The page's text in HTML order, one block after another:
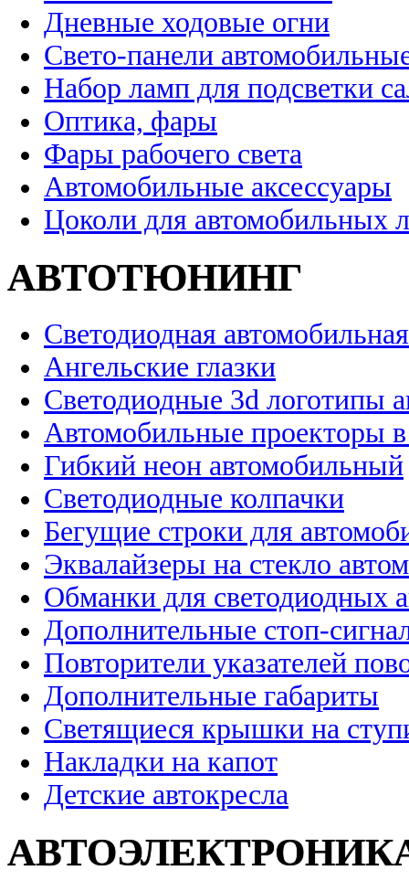
Дневные ходовые огни
Свето-панели
Набор ламп для подсветки
Оптика, фары
Фары рабочего света
Автомобильные аксессуары
Цоколи для автомобильных
АВТОТЮНИНГ
Светодиодная
Ангельские глазки
Светодиодные 3d логотипы
Автомобильные проекторы
Гибкий неон автомобильный
Светодиодные колпачки
Бегущие строки для
Эквалайзеры на стекло
Обманки для светодиодных
Дополнительные стоп-
Повторители указателей
Дополнительные габариты
Светящиеся крышки на
Накладки на капот
Детские автокресла